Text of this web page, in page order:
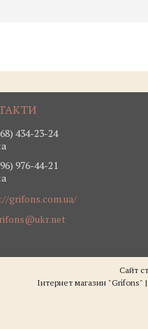
434-23-24
976-44-21
grifons.com.ua/
Сайт
Інтернет магазин "Grifons" |